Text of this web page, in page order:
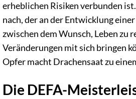
erheblichen Risiken verbunden
nach, der an der Entwicklung
zwischen dem Wunsch, Leben zu
Veränderungen mit sich bringen
Opfer macht Drachensaat zu
Die DEFA-